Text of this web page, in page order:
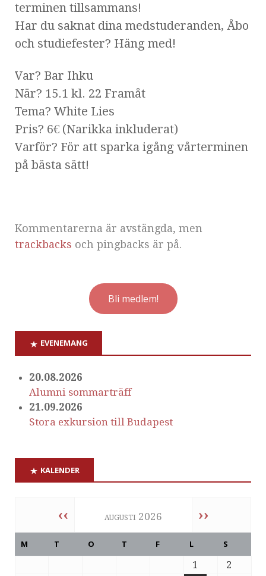
terminen tillsammans!
Har du saknat dina medstuderanden, Åbo
och studiefester? Häng med!
Var? Bar Ihku
När? 15.1 kl. 22 Framåt
Tema? White Lies
Pris? 6€ (Narikka inkluderat)
Varför? För att sparka igång vårterminen
på bästa sätt!
Kommentarerna är avstängda, men
trackbacks och pingbacks är på.
Bli medlem!
EVENEMANG
20.08.2026
Alumni sommarträff
21.09.2026
Stora exkursion till Budapest
KALENDER
‹‹ augusti 2026 ››
M T O T F L S
1
2